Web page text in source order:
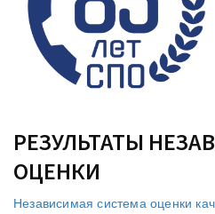
РЕЗУЛЬТАТЫ
ОЦЕНКИ
Независимая система оценки